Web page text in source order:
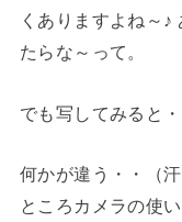
くありますよね～
たらな～って。
でも写してみると
何かが違う・・（
ところカメラの使